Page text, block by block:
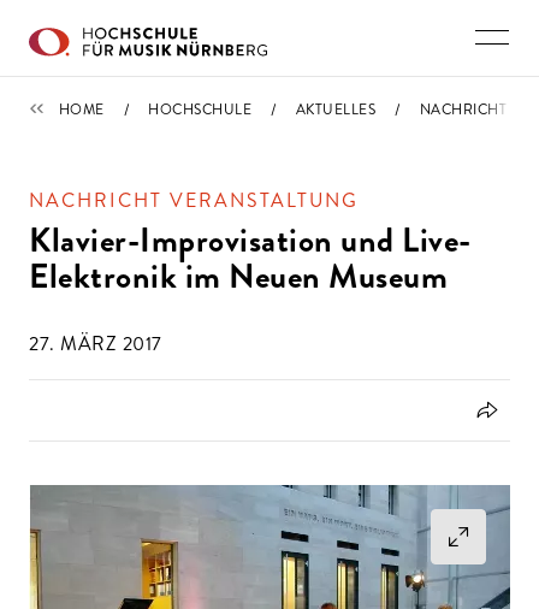
IMPORTIERT
HOME HOCHSCHULE AKTUELLES NACHRICHT
NACHRICHT VERANSTALTUNG
Klavier-Improvisation und Live-
Elektronik im Neuen Museum
27. MÄRZ 2017